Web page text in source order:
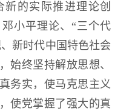
的实际推进理论创
小平理论、“三个代
新时代中国特色社会
始终坚持解放思想、
务实，使马克思主义
使党掌握了强大的真